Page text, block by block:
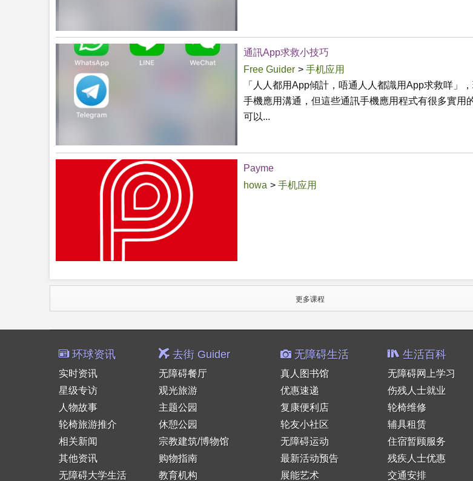
通訊App求救小技巧
Free Guider > 手机应用
「人人都用App傾計，唔通人人都識用App求救咩」
手機應用溝通，但這些通訊手機應用程式有很多實用
可以...
Payme
howa > 手机应用
更多课程
环球资讯
实时资讯
星级专访
人物故事
轮椅旅游推介
相关新闻
其他资讯
无障碍大学生活
去街 Guider
无障碍餐厅
观光旅游
主题公园
休憩公园
宗教建筑/博物馆
购物指南
教育机构
无障碍生活
真人图书馆
优惠速递
复康便利店
轮友小社区
无障碍运动
最新活动预告
展能艺术
生活百科
无障碍网上学习
伤残人士就业
轮椅维修
辅具租赁
住宿暂顾服务
残疾人士优惠
交通安排